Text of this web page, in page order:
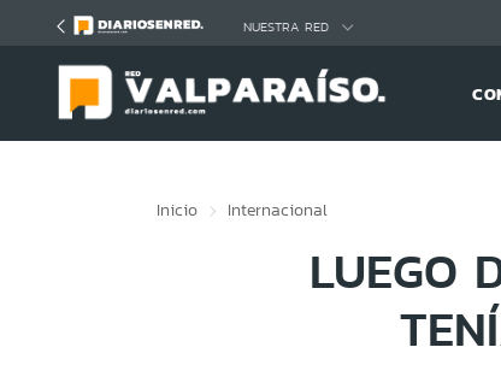
NUESTRA RED
Inicio Internacional
LUEGO